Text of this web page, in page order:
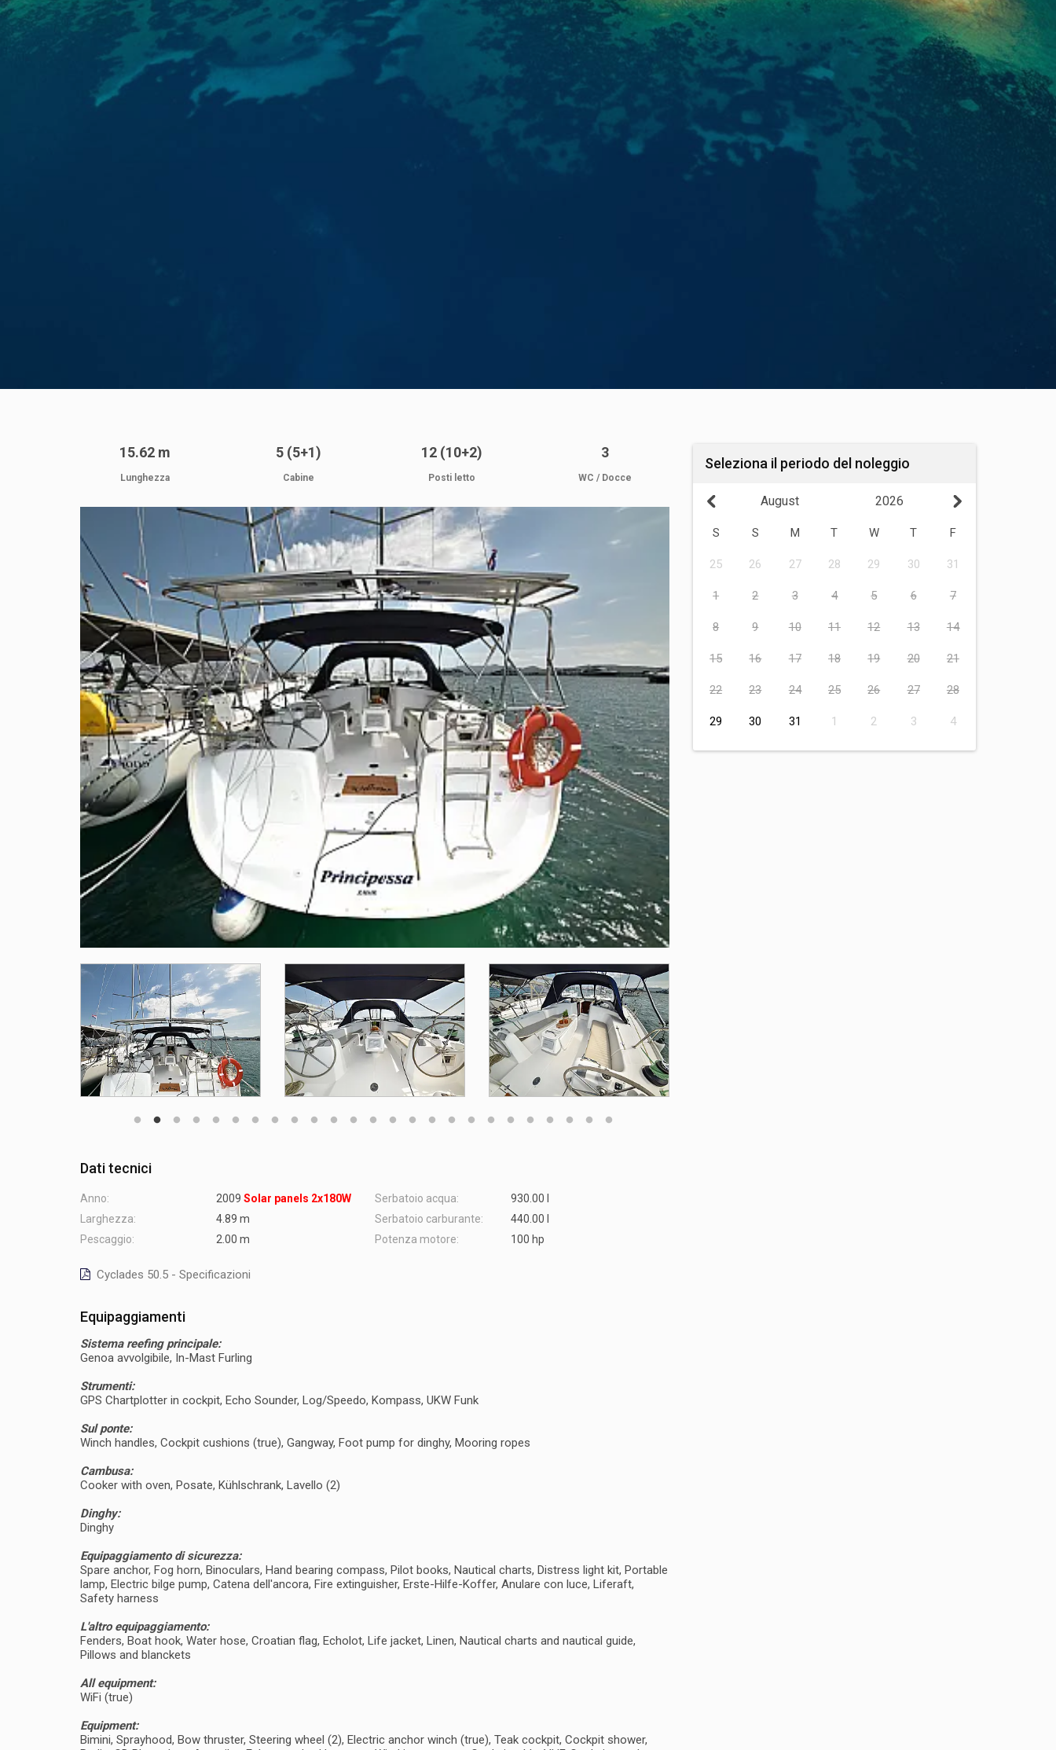
15.62 m
Lunghezza
5 (5+1)
Cabine
12 (10+2)
Posti letto
3
WC / Docce
Dati tecnici
Anno: 2009 Solar panels 2x180W
Larghezza:
4.89 m
Pescaggio:
2.00 m
Serbatoio acqua:
930.00 l
Serbatoio carburante:
440.00 l
Potenza motore:
100 hp
Cyclades 50.5 - Specificazioni
Equipaggiamenti
Sistema reefing principale:
Genoa avvolgibile, In-Mast Furling
Strumenti:
GPS Chartplotter in cockpit, Echo Sounder, Log/Speedo, Kompass, UKW Funk
Sul ponte:
Winch handles, Cockpit cushions (true), Gangway, Foot pump for dinghy, Mooring ropes
Cambusa:
Cooker with oven, Posate, Kühlschrank, Lavello (2)
Dinghy:
Dinghy
Equipaggiamento di sicurezza:
Spare anchor, Fog horn, Binoculars, Hand bearing compass, Pilot books, Nautical charts, Distress light kit, Portable
lamp, Electric bilge pump, Catena dell'ancora, Fire extinguisher, Erste-Hilfe-Koffer, Anulare con luce, Liferaft,
Safety harness
L'altro equipaggiamento:
Fenders, Boat hook, Water hose, Croatian flag, Echolot, Life jacket, Linen, Nautical charts and nautical guide,
Pillows and blanckets
All equipment:
WiFi (true)
Equipment:
Bimini, Sprayhood, Bow thruster, Steering wheel (2), Electric anchor winch (true), Teak cockpit, Cockpit shower,
Seleziona il periodo del noleggio
2026
August
S S M T W T F
25 26 27 28 29 30 31
1 2 3 4 5 6 7
8 9 10 11 12 13 14
15 16 17 18 19 20 21
22 23 24 25 26 27 28
29 30 31 1 2 3 4